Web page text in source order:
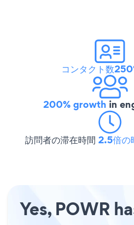
コンタクト数
200% growth in
訪問者の滞在時間 2.5倍の
Yes, POWR